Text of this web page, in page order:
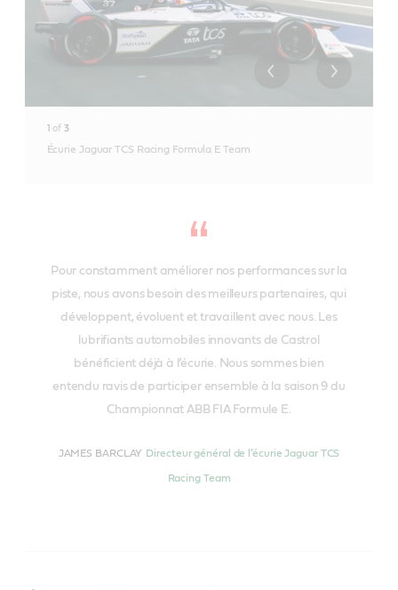
1 of 3
Écurie Jaguar TCS Racing Formula E Team
Pour constamment améliorer nos performances sur la
piste, nous avons besoin des meilleurs partenaires, qui
développent, évoluent et travaillent avec nous. Les
lubrifiants automobiles innovants de Castrol
bénéficient déjà à l’écurie. Nous sommes bien
entendu ravis de participer ensemble à la saison 9 du
Championnat ABB FIA Formule E.
JAMES BARCLAY Directeur général de l’écurie Jaguar TCS
Racing Team